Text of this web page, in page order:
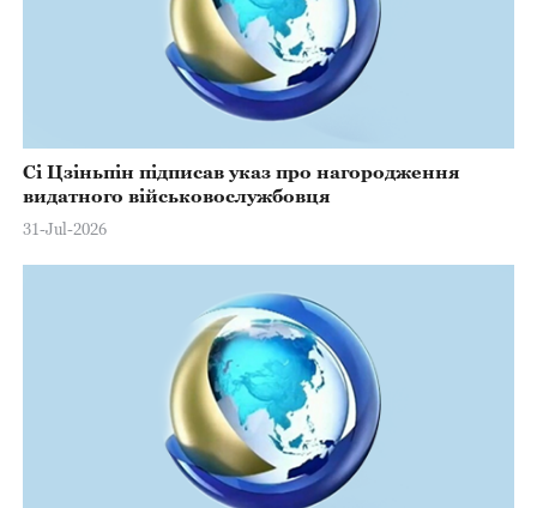
Сі Цзіньпін підписав указ про нагородження
видатного військовослужбовця
31-Jul-2026